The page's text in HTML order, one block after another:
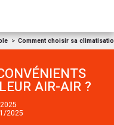
Comment choisir sa
AIR-AIR ?
2025